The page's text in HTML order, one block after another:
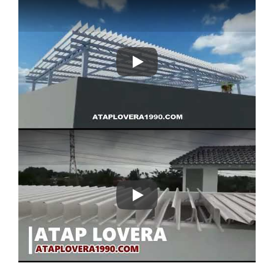
Play
Play